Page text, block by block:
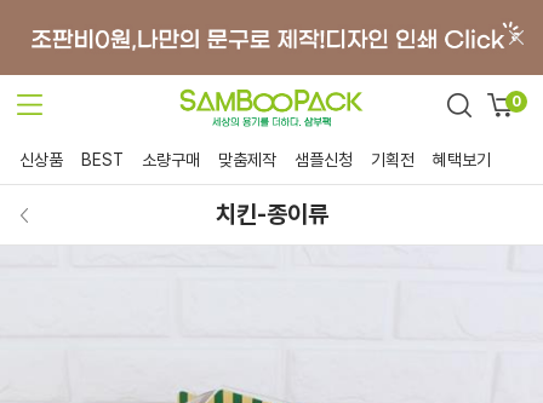
0
신상품 BEST 소량구매 맞춤제작 샘플신청 기획전 혜택보기
치킨-종이류